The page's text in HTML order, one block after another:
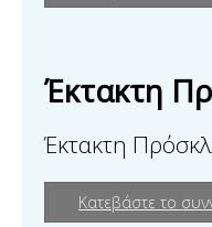
Έκτακτη
Έκτακτη
Κατεβάστε το